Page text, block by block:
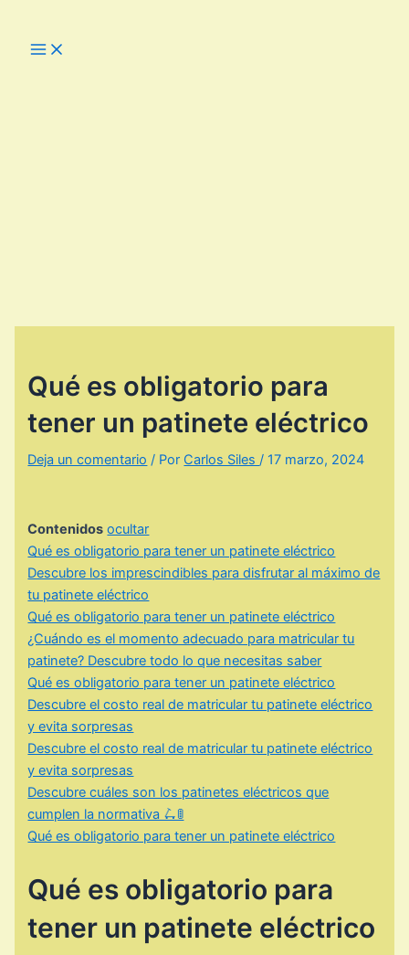
Main
Menu
Qué es obligatorio para
tener un patinete eléctrico
Deja un comentario / Por Carlos Siles/17 marzo, 2024
Contenidos ocultar
Qué es obligatorio para tener un patinete eléctrico
Descubre los imprescindibles para disfrutar al máximo de
tu patinete eléctrico
Qué es obligatorio para tener un patinete eléctrico
¿Cuándo es el momento adecuado para matricular tu
patinete? Descubre todo lo que necesitas saber
Qué es obligatorio para tener un patinete eléctrico
Descubre el costo real de matricular tu patinete eléctrico
y evita sorpresas
Descubre el costo real de matricular tu patinete eléctrico
y evita sorpresas
Descubre cuáles son los patinetes eléctricos que
cumplen la normativa 🛴🚦
Qué es obligatorio para tener un patinete eléctrico
Qué es obligatorio para
tener un patinete eléctrico